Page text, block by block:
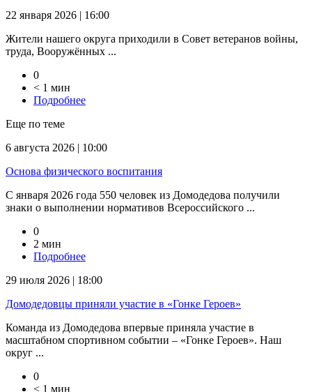
22 января 2026 | 16:00
Жители нашего округа приходили в Совет ветеранов войны,
труда, Вооружённых ...
0
< 1 мин
Подробнее
Еще по теме
6 августа 2026 | 10:00
Основа физического воспитания
С января 2026 года 550 человек из Домодедова получили
знаки о выполнении нормативов Всероссийского ...
0
2 мин
Подробнее
29 июля 2026 | 18:00
Домодедовцы приняли участие в «Гонке Героев»
Команда из Домодедова впервые приняла участие в
масштабном спортивном событии – «Гонке Героев». Наш
округ ...
0
< 1 мин